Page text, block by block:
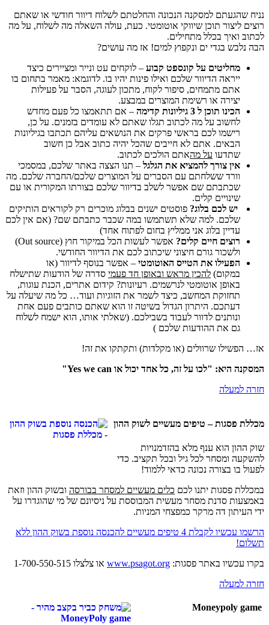
נניח שהגעתם למסקנה הנכונה והחלטתם לשלוח דיוור חודשי או שאתם
רוצים ליצור תוכן שיווקי אוטומטי. כעת, עולה השאלה מה לשלוח, על מה
לכתוב ואיך בכלל מתחילים.
הבה נלבש בגדי ים ונקפוץ למים! אז מה עושים?
מחליטים על קונספט קבוע – לוקחים עט ונייר ומציירים כיצד
ייראה הדיוור שלכם ואילו פינות יהיו בו. לדוגמא: מאמר בתחום בו
אתם מתמחים, סיפור לקוח, מתכון לעוגה, הסבר על פעילות
יצירה או רשימת המוצרים במבצע.
הכינו תוכן ל 3 גיליונות קדימה
– אם תתאמצו כל פעם מחדש
לחשוב על מה לכתוב תגלו שאתם לא עומדים בזמנים. על כן,
רישמו לכם בראשי פרקים את הנושאים עליהם תכתבו בגיליונות
הבאים. אתם לא חייבים שהכל יהיה כתוב אבל כן חשוב
שתדעו על מהאתם הולכים לכתוב.
אין צורך להמציא את הגלגל – תנו הצצה באתר שלכם, במסמכי
וורד ששלחתם עם הסברים על המוצרים שלכם/החברה שלכם. מה
שכתבתם שם אפשר לשלב בדיוור שלכם בצורתו המקורית או עם
שינויים קלים.
יש לכם בלוג? פוסטים ישנים בבלוג מוכרים רק לקוראים הותיקים
שלכם. למה שלא תשתמשו במה שכבר כתבתם שם? (אם אין לכם
עדיין בלוג אני ממליץ בחום לפתוח אחד)
רוצים חיים קלים?
אפשר לעשות הכל במיקור חוץ (Out source)
ולשכור גורם חיצוני שיכתוב לכם את הדיוור החודשי.
הפעילו את הטייס האוטומטי – אפשר בנוסף לדיוור (או
במקום) להכין מראש ובאופן חד פעמי סדרה של הודעות שתישלח
באופן אוטומטי לנרשמים. רעיונות? קידום אתרים, הכנת עוגות,
תחזוקת המחשב, כיצד לשמר את הזוגיות ועוד… כל מה שיעלה על
דעתכם. היתרון הגדול בשיטה זו הוא שאתם כותבים פעם אחת
ונותנים לדוור לעבוד בשבילכם. (שאלתי אותו, הוא ישמח לשלוח
גם את ההודעות שלכם )
אז… הפשילו שרוולים (או מקלדות) ותקתקו את זה!
המסקנה היא: "לכו על זה, כל אחד יכול או Yes we can"
חזרה למעלה
מכללת פסגות – טיפים מעשיים לשוק ההון
שוק ההון הוא ענף מלא בהזדמנויות
להשקעה ומסחר לכל גיל ובכל תקציב. כדי
לפעול בו בצורה נכונה כדאי ללמוד!
במכללת פסגות יתנו לכם כלים מעשיים למסחר בבורסה ובשוק ההון וזאת
באמצעות סדנת מסחר מעשית המבוססת על ניסיונם של מי שהוגדרו על
ידי העיתון דה מרקר כמפצחי המניות.
הרשמו עכשיו לקבלת 4 טיפים מעשיים להכנסה נוספת בשוק ההון ללא
תשלום!
בקרו עכשיו באתר פסגות: www.psagot.org או צלצלו 1-700-550-515
חזרה למעלה